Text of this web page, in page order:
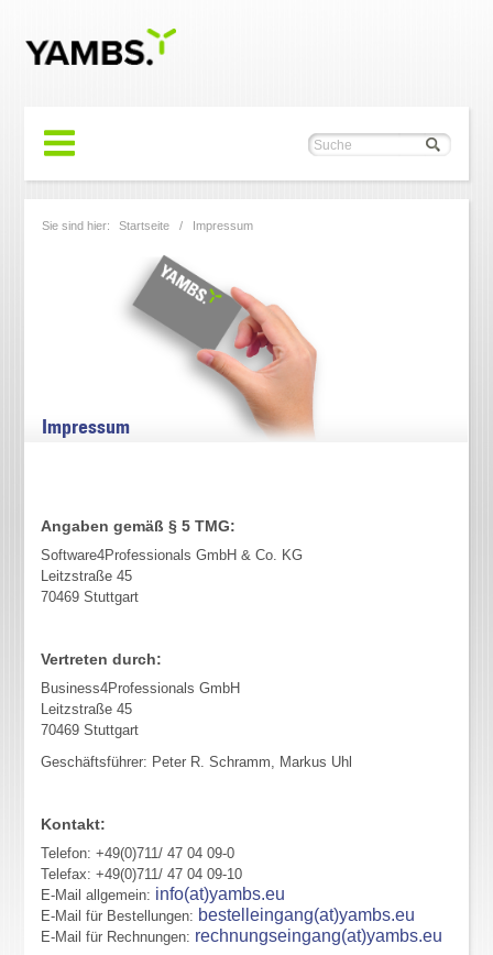
Sie sind hier: Startseite / Impressum
Impressum
Angaben gemäß § 5 TMG:
Software4Professionals GmbH & Co. KG
Leitzstraße 45
70469 Stuttgart
Vertreten durch:
Business4Professionals GmbH
Leitzstraße 45
70469 Stuttgart
Geschäftsführer: Peter R. Schramm, Markus Uhl
Kontakt:
Telefon: +49(0)711/ 47 04 09-0
Telefax: +49(0)711/ 47 04 09-10
E-Mail allgemein: info(at)yambs.eu
E-Mail für Bestellungen: bestelleingang(at)yambs.eu
E-Mail für Rechnungen: rechnungseingang(at)yambs.eu